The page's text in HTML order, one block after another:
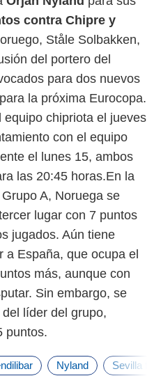
contra Chipre y
Ståle Solbakken,
del portero del
para dos nuevos
la próxima Eurocopa.
chipriota el jueves
con el equipo
el lunes 15, ambos
las 20:45 horas.En la
A, Noruega se
lugar con 7 puntos
jugados. Aún tiene
a España, que ocupa el
más, aunque con
Sin embargo, se
líder del grupo,
puntos.
Nyland Sevilla